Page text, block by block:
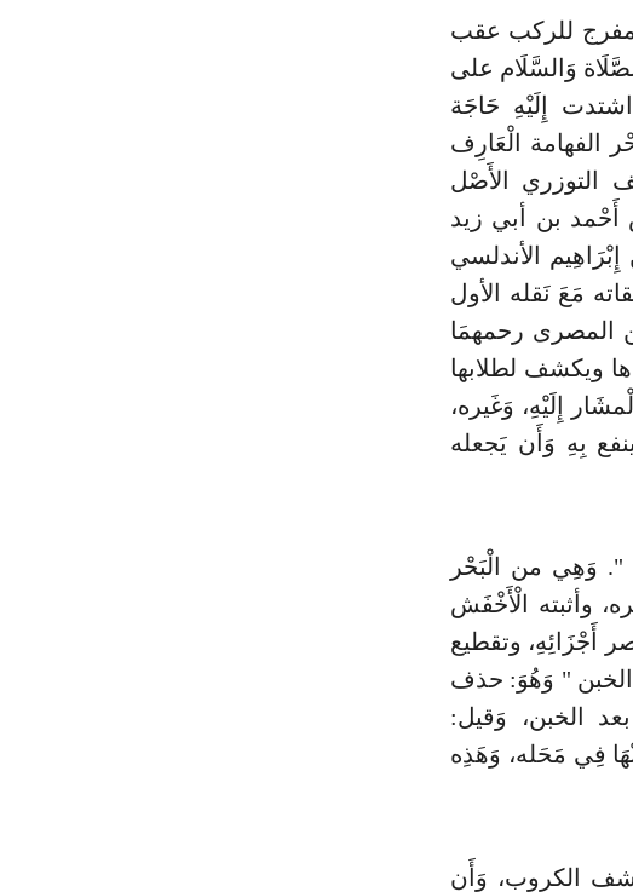
للركب عقب
وَالسَّلَام على
إِلَيْهِ حَاجَة
الفهامة الْعَارِف
التوزري الأَصْل
أَحْمد بن أبي زيد
الأندلسي
مَعَ نَقله الأول
المصرى رحمهمَا
ويكشف لطلابها
إِلَيْهِ، وَغَيره،
بِهِ وَأَن يَجعله
". وَهِي من الْبَحْر
وأثبته الْأَخْفَش
أَجْزَائِهِ، وتقطيع
الخبن " وَهُوَ: حذف
الخبن، وَقيل:
فِي مَحَله، وَهَذِه
الكروب، وَأَن